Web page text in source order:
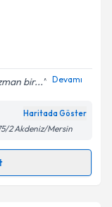
talebi oluşturun.
bir takvim
Aydınlatma
belirtilen
bir... Devamı
Haritada Göster
2 Akdeniz/Mersin